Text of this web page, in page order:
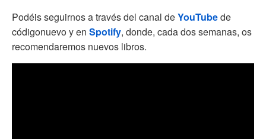
Podéis seguirnos a través del canal deYouTubede
códigonuevo y en Spotify, donde, cada dos semanas, os
recomendaremos nuevos libros.